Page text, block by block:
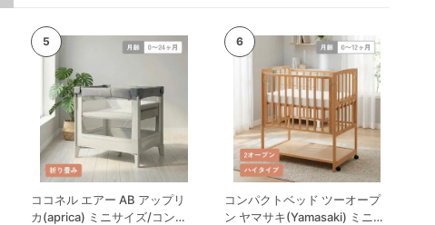
ココネル エアー AB アップリ
カ(aprica) ミニサイズ/コンパ
コンパクトベッド ツーオープ
ン ヤマサキ(Yamasaki) ミニサ